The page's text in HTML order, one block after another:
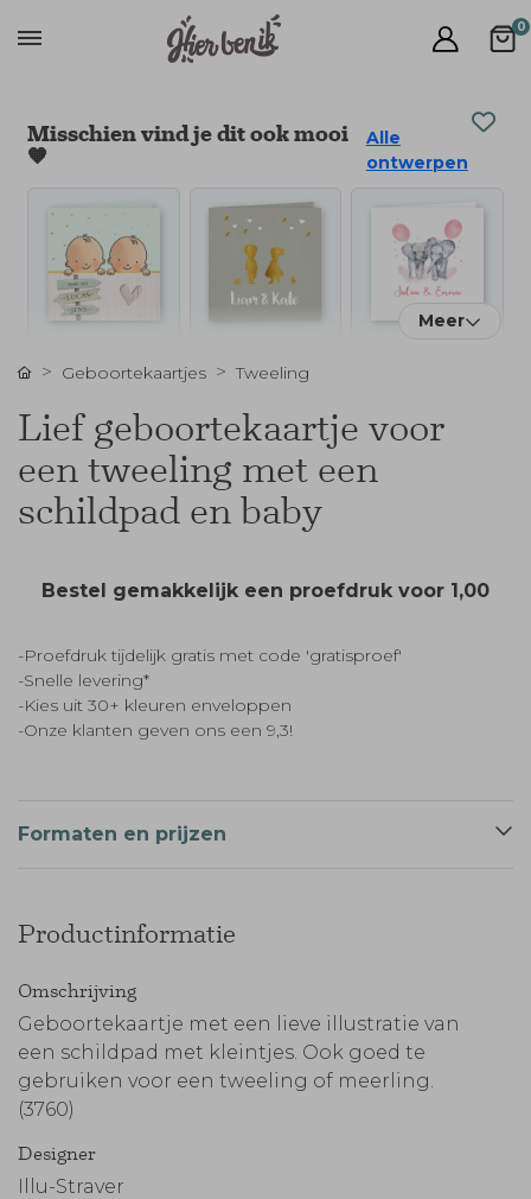
0
Misschien vind je dit ook mooi
🧡
Alle
ontwerpen
Meer
Geboortekaartjes Tweeling
Lief geboortekaartje voor
een tweeling met een
schildpad en baby
Bestel gemakkelijk een proefdruk voor 1,00
-Proefdruk tijdelijk gratis met code 'gratisproef'
-Snelle levering*
-Kies uit 30+ kleuren enveloppen
-Onze klanten geven ons een 9,3!
Formaten en prijzen
Productinformatie
Omschrijving
Geboortekaartje met een lieve illustratie van
een schildpad met kleintjes. Ook goed te
gebruiken voor een tweeling of meerling.
(3760)
Designer
Illu-Straver